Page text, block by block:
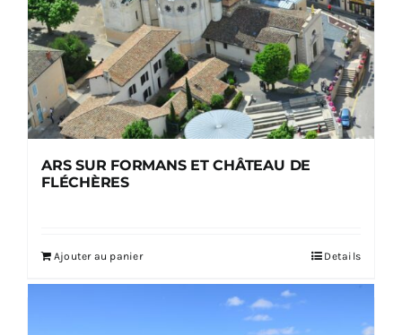
ARS SUR FORMANS ET CHÂTEAU DE
FLÉCHÈRES
Ajouter au panier Details